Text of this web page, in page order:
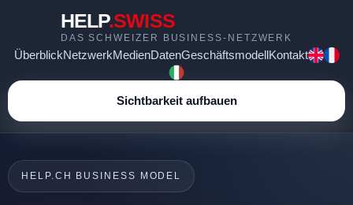
HELP.SWISS
DAS SCHWEIZER BUSINESS-NETZWERK
ÜberblickNetzwerkMedienDatenGeschäftsmodellKontakt
Sichtbarkeit aufbauen
HELP.CH BUSINESS MODEL